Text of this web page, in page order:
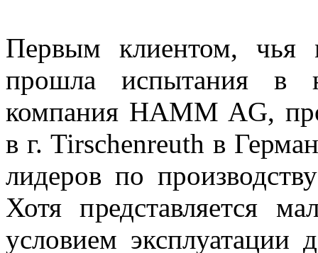
Первым клиентом, чья
прошла испытания в
компания HAMM AG,
в г. Tirschenreuth в
лидеров по
Хотя представляется
условием